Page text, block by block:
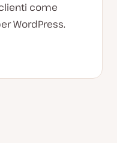
come
WordPress.